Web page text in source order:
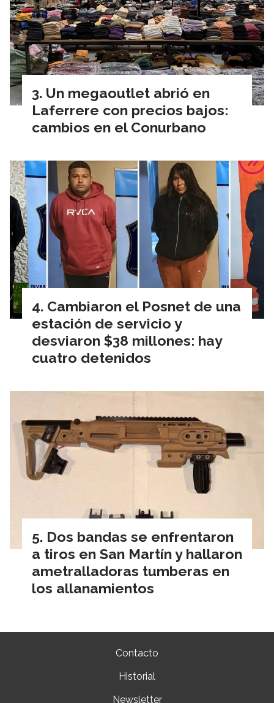
Un megaoutlet abrió en
Laferrere con precios bajos:
cambios en el Conurbano
Cambiaron el Posnet de una
estación de servicio y
desviaron $38 millones: hay
cuatro detenidos
Dos bandas se enfrentaron
a tiros en San Martín y hallaron
ametralladoras tumberas en
los allanamientos
Contacto
Historial
Newsletter